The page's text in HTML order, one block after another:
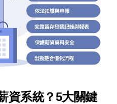
資系統？5大關鍵